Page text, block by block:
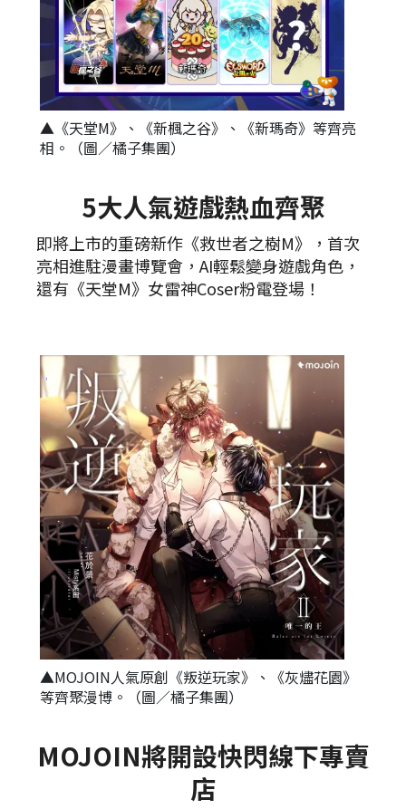
5大人氣遊戲熱血齊聚
即將上市的重磅新作《救世者之樹M》，首次
亮相進駐漫畫博覽會，AI輕鬆變身遊戲角色，
還有《天堂M》女雷神Coser粉電登場！
▲《天堂M》、《新楓之谷》、《新瑪奇》等齊亮
相。（圖／橘子集團）
MOJOIN將開設快閃線下專賣
店
▲MOJOIN人氣原創《叛逆玩家》、《灰燼花園》
等齊聚漫博。（圖／橘子集團）